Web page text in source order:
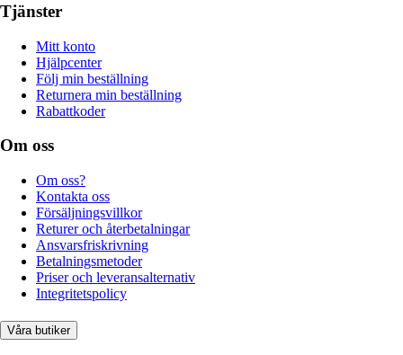
Tjänster
Mitt konto
Hjälpcenter
Följ min beställning
Returnera min beställning
Rabattkoder
Om oss
Om oss?
Kontakta oss
Försäljningsvillkor
Returer och återbetalningar
Ansvarsfriskrivning
Betalningsmetoder
Priser och leveransalternativ
Integritetspolicy
Våra butiker